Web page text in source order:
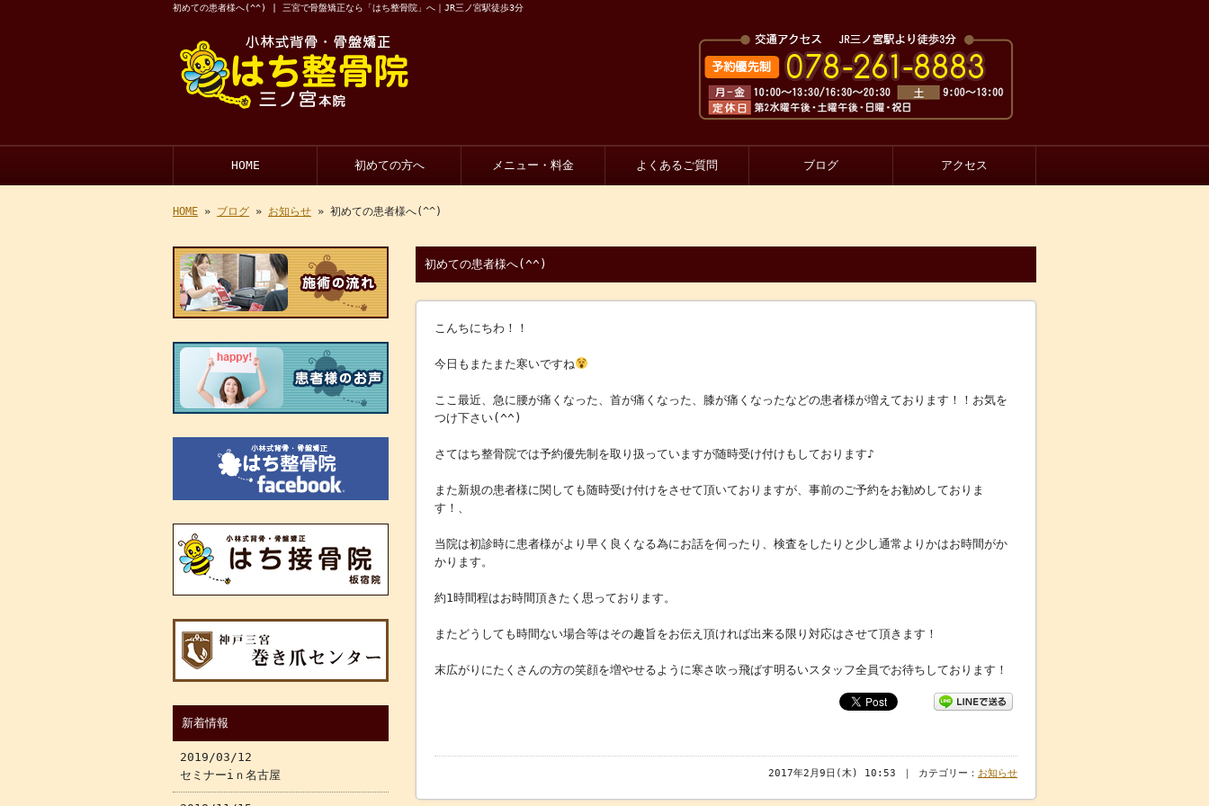
初めての患者様へ(^^) | 三宮で骨盤矯正なら「はち整骨院」へ｜JR三ノ宮駅徒歩3分
HOME 初めての方へ メニュー・料金 よくあるご質問 ブログ アクセス
HOME » ブログ » お知らせ » 初めての患者様へ(^^)
初めての患者様へ(^^)
こんちにちわ！！
今日もまたまた寒いですね
ここ最近、急に腰が痛くなった、首が痛くなった、膝が痛くなったなどの患者様が増えております！！お気を
つけ下さい(^^)
さてはち整骨院では予約優先制を取り扱っていますが随時受け付けもしております♪
また新規の患者様に関しても随時受け付けをさせて頂いておりますが、事前のご予約をお勧めしておりま
す！、
当院は初診時に患者様がより早く良くなる為にお話を伺ったり、検査をしたりと少し通常よりかはお時間がか
かります。
約1時間程はお時間頂きたく思っております。
またどうしても時間ない場合等はその趣旨をお伝え頂ければ出来る限り対応はさせて頂きます！
末広がりにたくさんの方の笑顔を増やせるように寒さ吹っ飛ばす明るいスタッフ全員でお待ちしております！
2017年2月9日(木) 10:53 ｜ カテゴリー： お知らせ
新着情報
2019/03/12
セミナーiｎ名古屋